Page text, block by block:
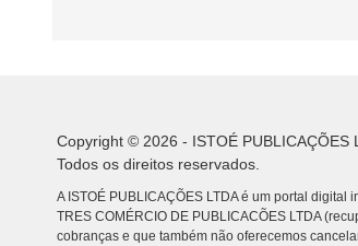
Copyright © 2026 - ISTOÉ PUBLICAÇÕES
Todos os direitos reservados.
A ISTOÉ PUBLICAÇÕES LTDA é um portal
TRES COMÉRCIO DE PUBLICACÕES LTDA
cobranças e que também não oferecemos